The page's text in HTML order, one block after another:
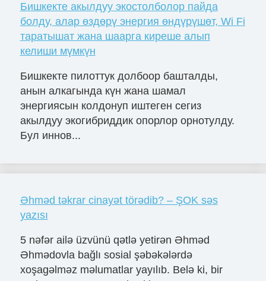
Бишкекте акылдуу экостолболор пайда
болду, алар өздөрү энергия өндүрүшөт, Wi Fi
таратышат жана шаарга киреше алып
келиши мүмкүн
Бишкекте пилоттук долбоор башталды,
анын алкагында күн жана шамал
энергиясын колдонуп иштеген сегиз
акылдуу экогибриддик опорлор орнотулду.
Бул иннов...
Əhməd təkrar cinayət törədib? – ŞOK səs
yazısı
5 nəfər ailə üzvünü qətlə yetirən Əhməd
Əhmədovla bağlı sosial şəbəkələrdə
xoşagəlməz məlumatlar yayılıb. Belə ki, bir